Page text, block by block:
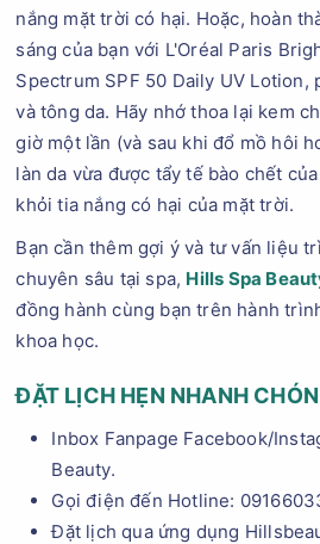
nắng mặt trời có hại. Hoặc, hoàn
sáng của bạn với L'Oréal Paris
Spectrum SPF 50 Daily UV Lotion,
và tông da. Hãy nhớ thoa lại kem
giờ một lần (và sau khi đổ mồ hôi
làn da vừa được tẩy tế bào chết
khỏi tia nắng có hại của mặt trời.
Bạn cần thêm gợi ý và tư vấn liệu
chuyên sâu tại spa, Hills Spa
đồng hành cùng bạn trên hành
khoa học.
ĐẶT LỊCH HẸN NHANH
Inbox Fanpage Facebook/
Beauty.
Gọi điện đến Hotline:
Đặt lịch qua ứng dụng